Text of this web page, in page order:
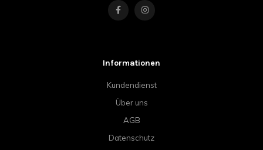
Informationen
Kundendienst
Über uns
AGB
Datenschutz